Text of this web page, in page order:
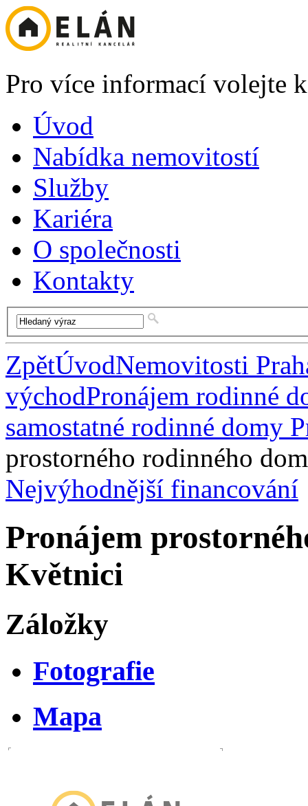
Pro více informací volejte
Úvod
Nabídka nemovitostí
Služby
Kariéra
O společnosti
Kontakty
ZpětÚvodNemovitosti
východPronájem rodinné
samostatné rodinné domy
prostorného rodinného
Nejvýhodnější financování
Pronájem
Květnici
Záložky
Fotografie
Mapa